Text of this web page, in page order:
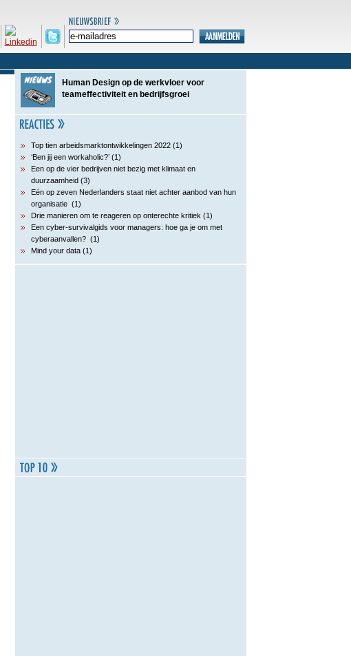
Human Design op de werkvloer voor
teameffectiviteit en bedrijfsgroei
Top tien arbeidsmarktontwikkelingen 2022 (1)
‘Ben jij een workaholic?’ (1)
Een op de vier bedrijven niet bezig met klimaat en
duurzaamheid (3)
Eén op zeven Nederlanders staat niet achter aanbod van hun
organisatie (1)
Drie manieren om te reageren op onterechte kritiek (1)
Een cyber-survivalgids voor managers: hoe ga je om met
cyberaanvallen? (1)
Mind your data (1)